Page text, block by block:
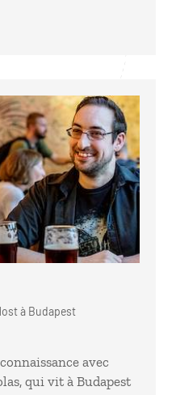
à Budapest
avec
qui vit à Budapest